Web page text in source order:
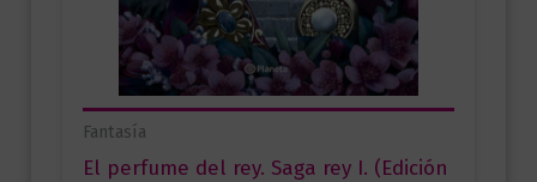
Fantasía
El perfume del rey. Saga rey I. (Edición